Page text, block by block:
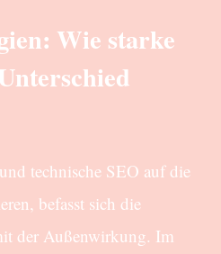
Wie starke
technische SEO auf die
befasst sich die
der Außenwirkung. Im